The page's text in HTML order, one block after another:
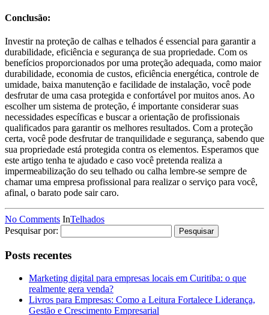
Conclusão:
Investir na proteção de calhas e telhados é essencial para garantir a
durabilidade, eficiência e segurança de sua propriedade. Com os
benefícios proporcionados por uma proteção adequada, como maior
durabilidade, economia de custos, eficiência energética, controle de
umidade, baixa manutenção e facilidade de instalação, você pode
desfrutar de uma casa protegida e confortável por muitos anos. Ao
escolher um sistema de proteção, é importante considerar suas
necessidades específicas e buscar a orientação de profissionais
qualificados para garantir os melhores resultados. Com a proteção
certa, você pode desfrutar de tranquilidade e segurança, sabendo que
sua propriedade está protegida contra os elementos. Esperamos que
este artigo tenha te ajudado e caso você pretenda realiza a
impermeabilização do seu telhado ou calha lembre-se sempre de
chamar uma empresa profissional para realizar o serviço para você,
afinal, o barato pode sair caro.
No Comments InTelhados
Pesquisar por:
Posts recentes
Marketing digital para empresas locais em Curitiba: o que
realmente gera venda?
Livros para Empresas: Como a Leitura Fortalece Liderança,
Gestão e Crescimento Empresarial